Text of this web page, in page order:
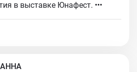
в выставке Юнафест. •••